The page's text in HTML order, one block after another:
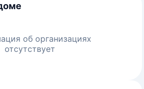
об организациях
отсутствует